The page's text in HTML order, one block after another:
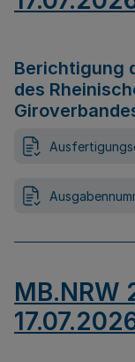
Berichtigung
des
MB.NRW